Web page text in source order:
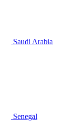
Saudi Arabia
Senegal